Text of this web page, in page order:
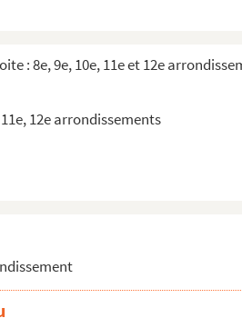
: 8e, 9e, 10e, 11e et 12e
12e arrondissements